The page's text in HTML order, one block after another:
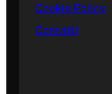
Cookie Policy
Contatti